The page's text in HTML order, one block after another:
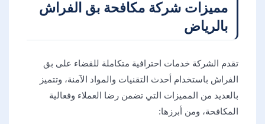
مميزات شركة مكافحة بق الفراش
بالرياض
تقدم الشركة خدمات احترافية متكاملة للقضاء على بق
الفراش باستخدام أحدث التقنيات والمواد الآمنة، وتتميز
بالعديد من المميزات التي تضمن رضا العملاء وفعالية
المكافحة، ومن أبرزها: